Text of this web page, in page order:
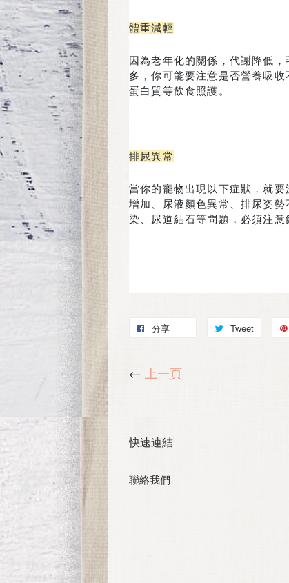
體重減輕
因為老年化的關係，代謝降低
多，你可能要注意是否營養吸
蛋白質等飲食照護。
排尿異常
當你的寵物出現以下症狀，就
增加、尿液顏色異常、排尿姿
染、尿道結石等問題，必須注意
分享 Tweet
← 上一頁
快速連結
聯絡我們